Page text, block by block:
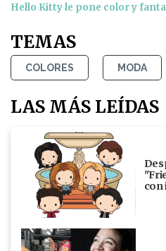
Hello Kitty le pone color y
TEMAS
COLORES MODA
LAS MÁS LEÍDAS
con